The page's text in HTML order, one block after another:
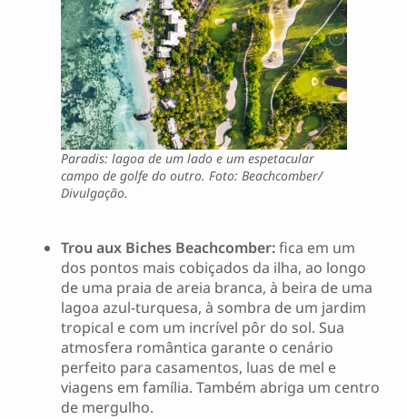
Paradis: lagoa de um lado e um espetacular
campo de golfe do outro. Foto: Beachcomber/
Divulgação.
Trou aux Biches Beachcomber:fica em um
dos pontos mais cobiçados da ilha, ao longo
de uma praia de areia branca, à beira de uma
lagoa azul-turquesa, à sombra de um jardim
tropical e com um incrível pôr do sol. Sua
atmosfera romântica garante o cenário
perfeito para casamentos, luas de mel e
viagens em família. Também abriga um centro
de mergulho.